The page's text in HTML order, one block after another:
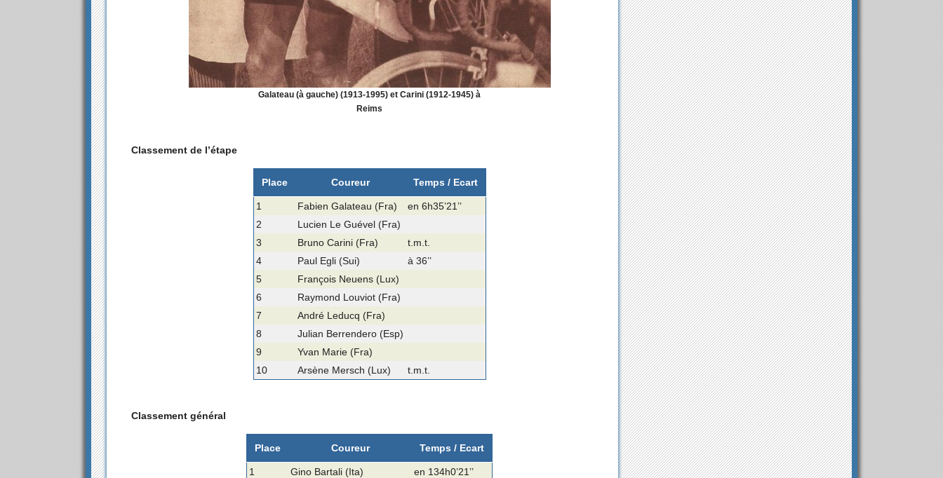
Galateau (à gauche) (1913-1995) et Carini (1912-1945) à
Reims
Classement de l’étape
Place Coureur Temps / Ecart
1 Fabien Galateau (Fra)
en 6h35’21’’
2
Lucien Le Guével (Fra)
3
Bruno Carini (Fra)
t.m.t.
4
Paul Egli (Sui)
à 36’’
5
François Neuens (Lux)
6
Raymond Louviot (Fra)
7
André Leducq (Fra)
8
Julian Berrendero (Esp)
9
Yvan Marie (Fra)
10
Arsène Mersch (Lux) t.m.t.
Classement général
Place Coureur Temps / Ecart
1 Gino Bartali (Ita)
en 134h0’21’’